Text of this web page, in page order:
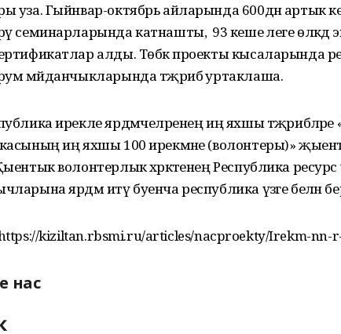
уза. Гыйнвар-октябрь айларында 600дән артык
семинарларында катнашты, ә 93 кеше әлеге өлкәдә
алды. Төбәк проекты кысаларында
мәйданчыкларында тәҗрибә уртаклаша.
ирекле ярдәмчеләренең иң яхшы
иң яхшы 100 ирекмәне (волонтеры)»
волонтерлык хәрәкәтенең Республика ресурс
ярдәм итү буенча республика үзәге белән
kiziltan.rbsmi.ru/articles/nacproekty/Irekm-nn-
нас